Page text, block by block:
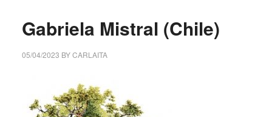
Gabriela Mistral (Chile)
05/04/2023 BYCARLAITA